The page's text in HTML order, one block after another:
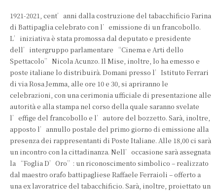
1921-2021, cent’anni dalla costruzione del tabacchificio Farina
di Battipaglia celebrato con l’emissione di un francobollo.
L’iniziativa è stata promossa dal deputato e presidente
dell’intergruppo parlamentare “Cinema e Arti dello
Spettacolo” Nicola Acunzo. Il Mise, inoltre, lo ha emesso e
poste italiane lo distribuirà. Domani presso l’Istituto Ferrari
di via Rosa Jemma, alle ore 10 e 30, si apriranno le
celebrazioni, con una cerimonia ufficiale di presentazione alle
autorità e alla stampa nel corso della quale saranno svelate
l’effige del francobollo e l’autore del bozzetto. Sarà, inoltre,
apposto l’annullo postale del primo giorno di emissione alla
presenza dei rappresentanti di Poste Italiane. Alle 18,00 ci sarà
un incontro con la cittadinanza. Nell’occasione sarà assegnata
la “Foglia D’Oro”: un riconoscimento simbolico – realizzato
dal maestro orafo battipagliese Raffaele Ferraioli – offerto a
una ex lavoratrice del tabacchificio. Sarà, inoltre, proiettato un